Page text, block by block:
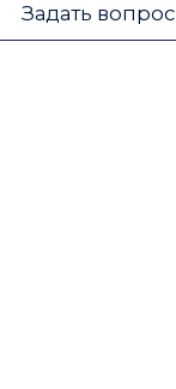
Задать вопрос